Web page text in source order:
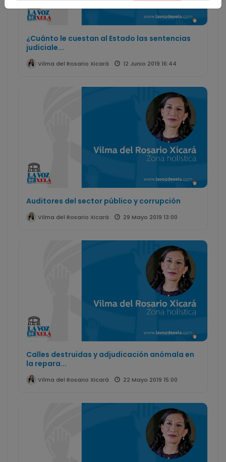
¿Cuánto le cuestan al Estado las sentencias
judiciale...
Vilma del Rosario Xicará 12 Junio 2019 16:44
Auditores del sector público y corrupción
Vilma del Rosario Xicará 29 Mayo 2019 13:00
Calles destruidas y adjudicación anómala en
la repara...
Vilma del Rosario Xicará 22 Mayo 2019 15:00